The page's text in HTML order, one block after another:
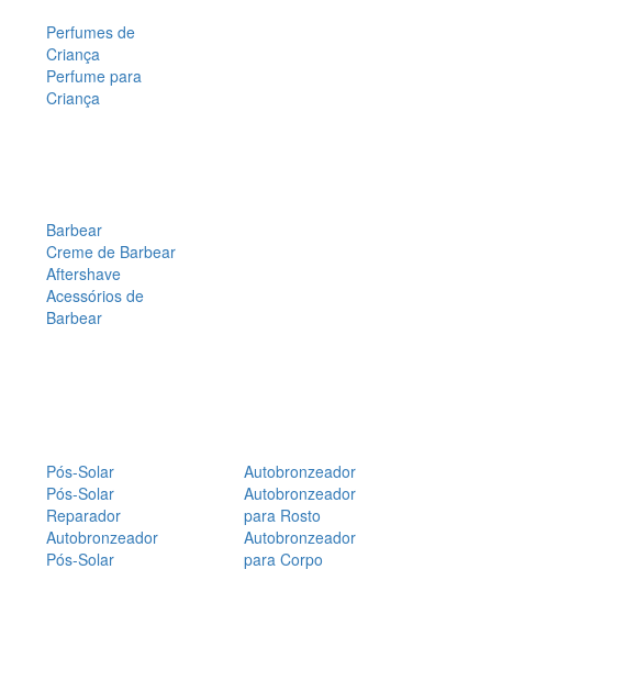
Perfumes de
Criança
Perfume para
Criança
Barbear
Creme de Barbear
Aftershave
Acessórios de
Barbear
Pós-Solar
Pós-Solar
Reparador
Autobronzeador
Pós-Solar
Autobronzeador
Autobronzeador
para Rosto
Autobronzeador
para Corpo